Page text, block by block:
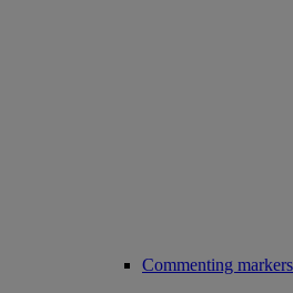
Commenting